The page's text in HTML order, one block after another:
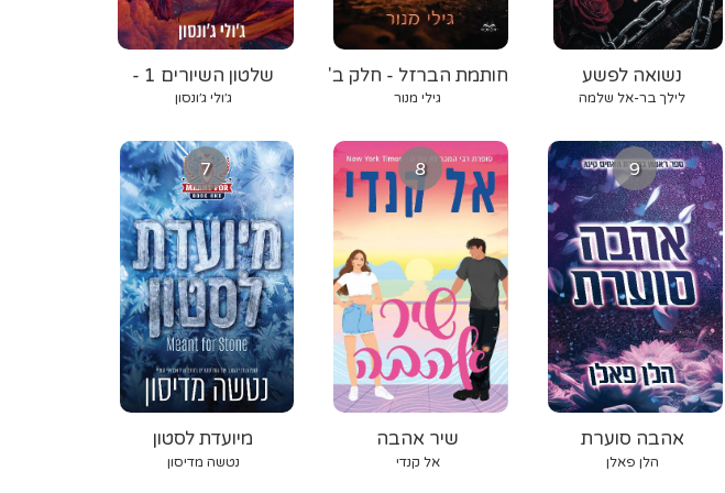
שלטון השיורים 1 -
אורגת הרוח
ג׳ולי ג׳ונסון
חותמת הברזל - חלק ב'
גילי מנור
נשואה לפשע
לילך בר-אל שלמה
7
מיועדת לסטון
נטשה מדיסון
8
שיר אהבה
אל קנדי
9
אהבה סוערת
הלן פאלן